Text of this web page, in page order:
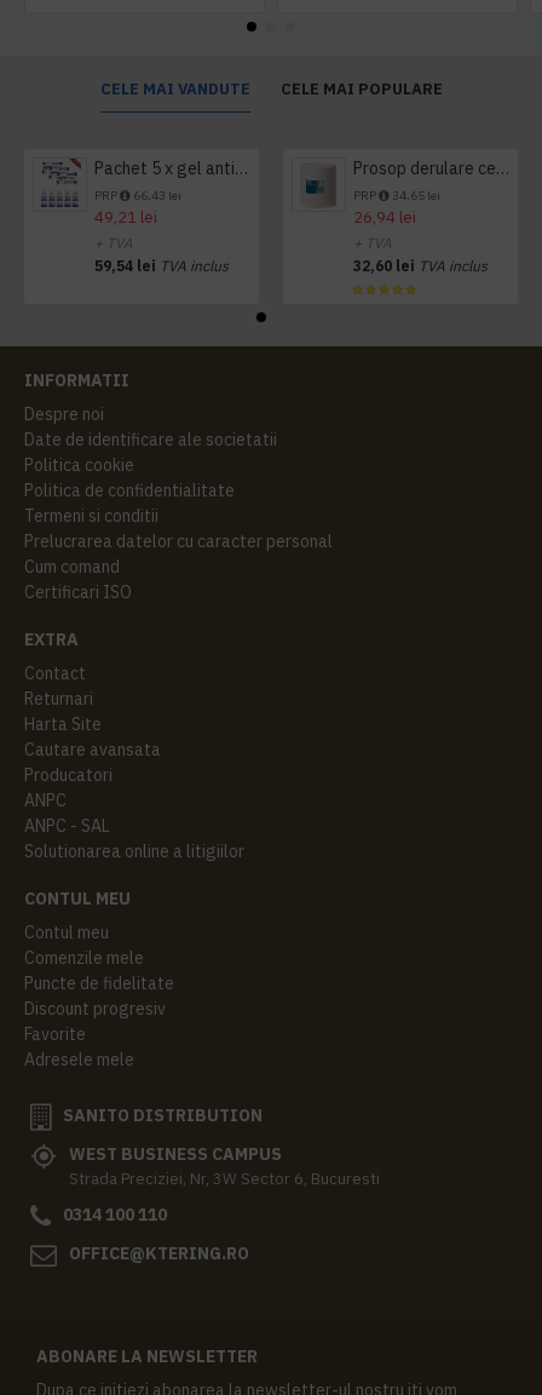
CELE MAI VANDUTE CELE MAI POPULARE
Pachet 5 x gel antibacterian 50ml si 3 x Servetele antibacteriene 48 buc Hygienium
PRP 66,43 lei
49,21 lei
+ TVA
59,54 lei TVA inclus
Prosop derulare centrala 1 pliu, 300 m Tork
PRP 34,65 lei
26,94 lei
+ TVA
32,60 lei TVA inclus
INFORMATII
Despre noi
Date de identificare ale societatii
Politica cookie
Politica de confidentialitate
Termeni si conditii
Prelucrarea datelor cu caracter personal
Cum comand
Certificari ISO
EXTRA
Contact
Returnari
Harta Site
Cautare avansata
Producatori
ANPC
ANPC - SAL
Solutionarea online a litigiilor
CONTUL MEU
Contul meu
Comenzile mele
Puncte de fidelitate
Discount progresiv
Favorite
Adresele mele
SANITO DISTRIBUTION
WEST BUSINESS CAMPUS
Strada Preciziei, Nr, 3W Sector 6, Bucuresti
0314 100 110
OFFICE@KTERING.RO
ABONARE LA NEWSLETTER
Dupa ce initiezi abonarea la newsletter-ul nostru iti vom